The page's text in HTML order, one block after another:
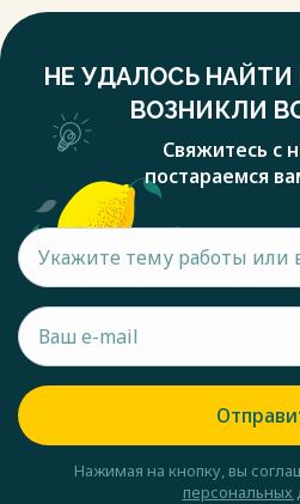
НЕ УДАЛОСЬ
ВОЗНИКЛИ
Свяжитесь с
постараемся
Нажимая на кнопку, вы
персональных